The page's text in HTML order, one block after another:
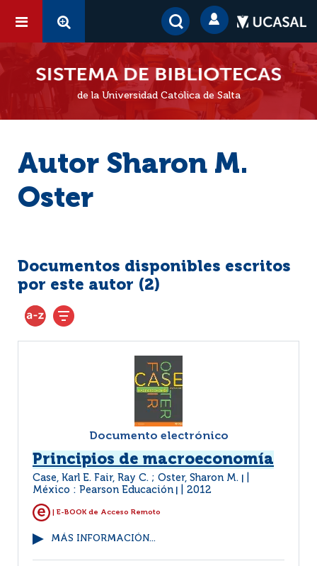
de la Universidad Católica de Salta
Autor Sharon M.
Oster
Documentos disponibles escritos
por este autor (2)
Documento electrónico
Principios de macroeconomía
Case, Karl E. Fair, Ray C. ; Oster, Sharon M.
México : Pearson Educación 2012
| E-BOOK de Acceso Remoto
MÁS INFORMACIÓN...